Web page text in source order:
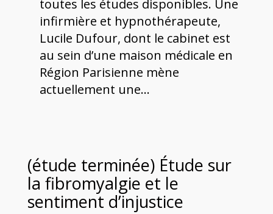
toutes les études disponibles. Une
infirmière et hypnothérapeute,
Lucile Dufour, dont le cabinet est
au sein d’une maison médicale en
Région Parisienne mène
actuellement une…
(étude terminée) Étude sur
la fibromyalgie et le
sentiment d’injustice